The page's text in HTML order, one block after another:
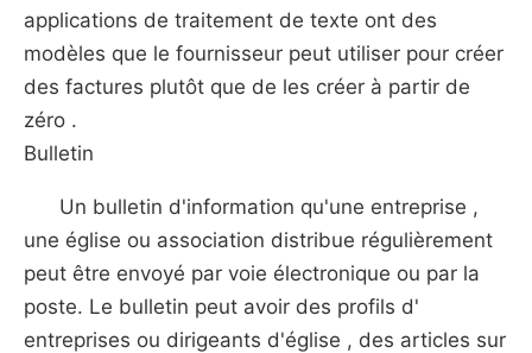
applications de traitement de texte ont des
modèles que le fournisseur peut utiliser pour créer
des factures plutôt que de les créer à partir de
zéro .
Bulletin
Un bulletin d'information qu'une entreprise ,
une église ou association distribue régulièrement
peut être envoyé par voie électronique ou par la
poste. Le bulletin peut avoir des profils d'
entreprises ou dirigeants d'église , des articles sur